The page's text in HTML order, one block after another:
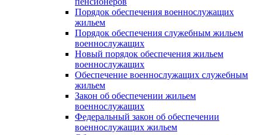
Порядок обеспечения военнослужащих
жильем
Порядок обеспечения служебным жильем
военнослужащих
Новый порядок обеспечения жильем
военнослужащих
Обеспечение военнослужащих служебным
жильем
Закон об обеспечении жильем
военнослужащих
Федеральный закон об обеспечении
военнослужащих жильем